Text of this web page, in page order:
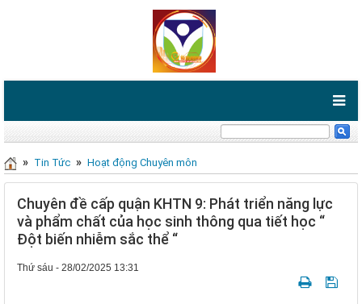
» Tin Tức » Hoạt động Chuyên môn
Chuyên đề cấp quận KHTN 9: Phát triển năng lực
và phẩm chất của học sinh thông qua tiết học “
Đột biến nhiễm sắc thể “
Thứ sáu - 28/02/2025 13:31